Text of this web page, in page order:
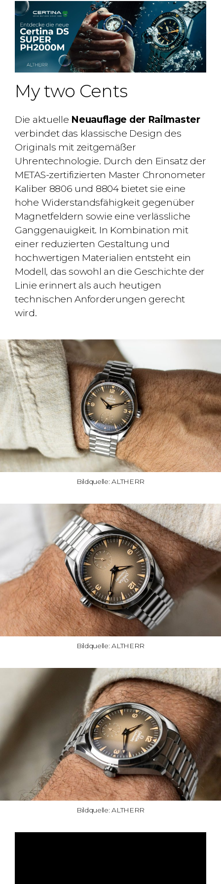
My two Cents
Die aktuelle Neuauflage der Railmaster
verbindet das klassische Design des
Originals mit zeitgemäßer
Uhrentechnologie. Durch den Einsatz der
METAS-zertifizierten Master Chronometer
Kaliber 8806 und 8804 bietet sie eine
hohe Widerstandsfähigkeit gegenüber
Magnetfeldern sowie eine verlässliche
Ganggenauigkeit. In Kombination mit
einer reduzierten Gestaltung und
hochwertigen Materialien entsteht ein
Modell, das sowohl an die Geschichte der
Linie erinnert als auch heutigen
technischen Anforderungen gerecht
wird.
Bildquelle: ALTHERR
Bildquelle: ALTHERR
Bildquelle: ALTHERR